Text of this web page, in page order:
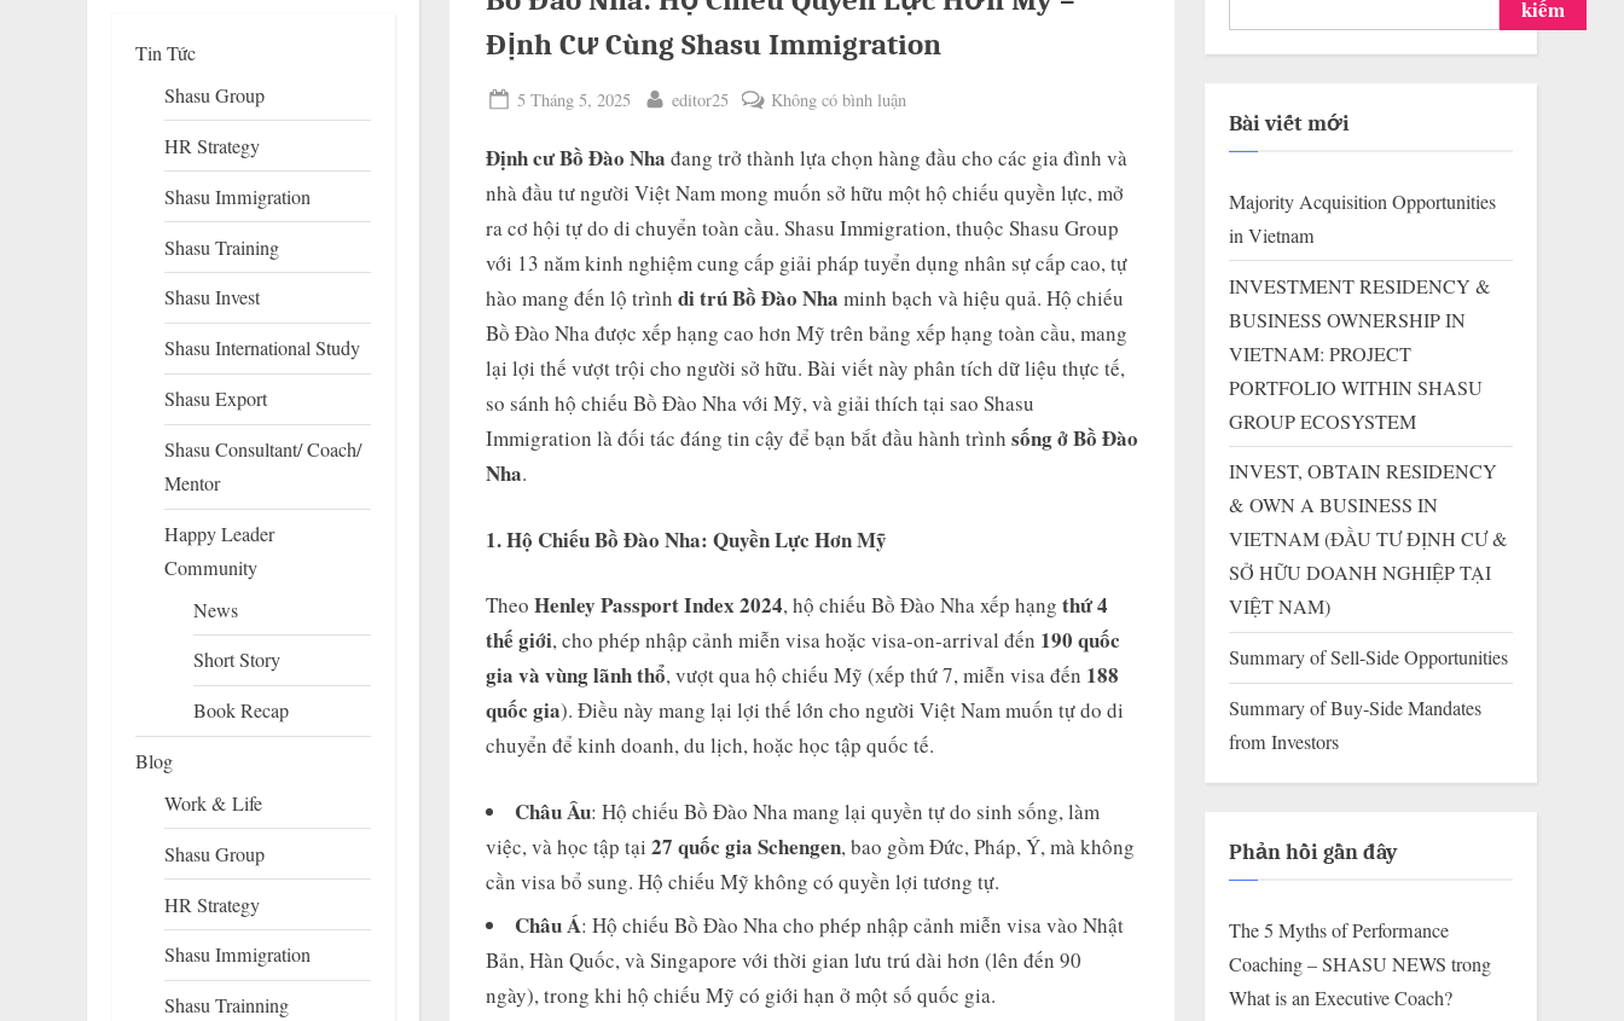
Toggle
sub-
menu
Định Cư Cùng Shasu Immigration
Posted
5 Tháng 5, 2025 By
editor25 Không có bình luận
Đào
Nha:
Hộ
Quyền
Lực
Hơn
Mỹ
–
Định
Định cư Bồ Đào Nha đang trở thành lựa chọn hàng đầu cho các gia đình và
nhà đầu tư người Việt Nam mong muốn sở hữu một hộ chiếu quyền lực, mở
ra cơ hội tự do di chuyển toàn cầu. Shasu Immigration, thuộc Shasu Group
với 13 năm kinh nghiệm cung cấp giải pháp tuyển dụng nhân sự cấp cao, tự
hào mang đến lộ trình di trú Bồ Đào Nha minh bạch và hiệu quả. Hộ chiếu
Bồ Đào Nha được xếp hạng cao hơn Mỹ trên bảng xếp hạng toàn cầu, mang
lại lợi thế vượt trội cho người sở hữu. Bài viết này phân tích dữ liệu thực tế,
so sánh hộ chiếu Bồ Đào Nha với Mỹ, và giải thích tại sao Shasu
Immigration là đối tác đáng tin cậy để bạn bắt đầu hành trình sống ở Bồ Đào
Nha.
1. Hộ Chiếu Bồ Đào Nha: Quyền Lực Hơn Mỹ
Theo Henley Passport Index 2024, hộ chiếu Bồ Đào Nha xếp hạng thứ 4
thế giới, cho phép nhập cảnh miễn visa hoặc visa-on-arrival đến 190 quốc
gia và vùng lãnh thổ, vượt qua hộ chiếu Mỹ (xếp thứ 7, miễn visa đến 188
quốc gia). Điều này mang lại lợi thế lớn cho người Việt Nam muốn tự do di
chuyển để kinh doanh, du lịch, hoặc học tập quốc tế.
Châu Âu: Hộ chiếu Bồ Đào Nha mang lại quyền tự do sinh sống, làm
việc, và học tập tại 27 quốc gia Schengen, bao gồm Đức, Pháp, Ý, mà không
cần visa bổ sung. Hộ chiếu Mỹ không có quyền lợi tương tự.
Châu Á: Hộ chiếu Bồ Đào Nha cho phép nhập cảnh miễn visa vào Nhật
Bản, Hàn Quốc, và Singapore với thời gian lưu trú dài hơn (lên đến 90
ngày), trong khi hộ chiếu Mỹ có giới hạn ở một số quốc gia.
Tin Tức
Shasu Group
HR Strategy
Shasu Immigration
Shasu Training
Shasu Invest
Shasu International Study
Shasu Export
Shasu Consultant/ Coach/
Mentor
Happy Leader
Community
News
Short Story
Book Recap
Blog
Work & Life
Shasu Group
HR Strategy
Shasu Immigration
Shasu Trainning
kiếm
Bài viết mới
Majority Acquisition Opportunities
in Vietnam
INVESTMENT RESIDENCY &
BUSINESS OWNERSHIP IN
VIETNAM: PROJECT
PORTFOLIO WITHIN SHASU
GROUP ECOSYSTEM
INVEST, OBTAIN RESIDENCY
& OWN A BUSINESS IN
VIETNAM (ĐẦU TƯ ĐỊNH CƯ &
SỞ HỮU DOANH NGHIỆP TẠI
VIỆT NAM)
Summary of Sell-Side Opportunities
Summary of Buy-Side Mandates
from Investors
Phản hồi gần đây
The 5 Myths of Performance
Coaching – SHASU NEWS trong
What is an Executive Coach?